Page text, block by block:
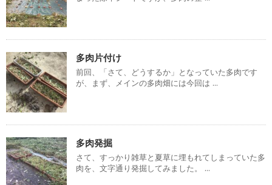
多肉片付け
前回、「さて、どうするか」となっていた多肉です
が、まず、メインの多肉畑には今回は ...
多肉発掘
さて、すっかり雑草と夏草に埋もれてしまっていた多
肉を、文字通り発掘してみました。 ...